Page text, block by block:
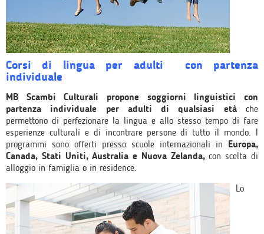
Corsi di lingua per adulti con partenza
individuale
MB Scambi Culturali propone soggiorni linguistici con
partenza individuale per adulti di qualsiasi età che
permettono di perfezionare la lingua e allo stesso tempo di fare
esperienze culturali e di incontrare persone di tutto il mondo. I
programmi sono offerti presso scuole internazionali in Europa,
Canada, Stati Uniti, Australia e Nuova Zelanda,con scelta di
alloggio in famiglia o in residence.
Lo